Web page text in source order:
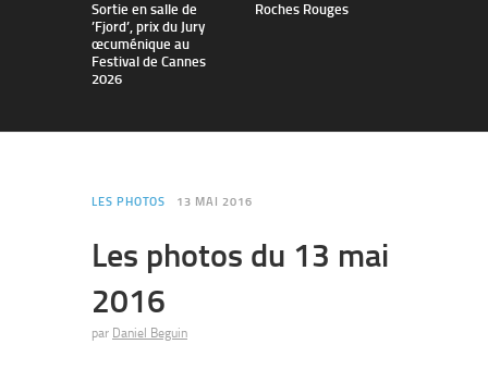
Sortie en salle de
’Fjord’, prix du Jury
œcuménique au
Festival de Cannes
2026
Roches Rouges
LES PHOTOS 13 MAI 2016
Les photos du 13 mai
2016
par Daniel Beguin